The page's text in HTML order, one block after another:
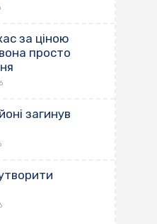
за ціною
просто
загинув